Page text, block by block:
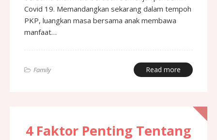
Covid 19. Memandangkan sekarang dalam tempoh
PKP, luangkan masa bersama anak membawa
manfaat…
Family Read more
4 Faktor Penting Tentang